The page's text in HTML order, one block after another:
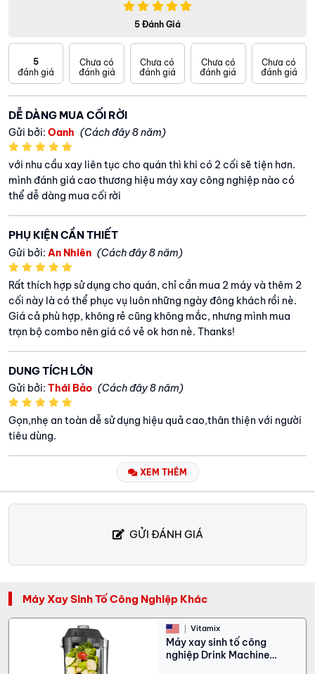
5 Đánh Giá
5
đánh giá
Chưa có
đánh giá
Chưa có
đánh giá
Chưa có
đánh giá
Chưa có
đánh giá
DỄ DÀNG MUA CỐI RỜI
Gửi bởi: Oanh (Cách đây 8 năm)
với nhu cầu xay liên tục cho quán thì khi có 2 cối sẽ tiện hơn.
mình đánh giá cao thương hiệu máy xay công nghiệp nào có
thể dễ dàng mua cối rời
PHỤ KIỆN CẦN THIẾT
Gửi bởi: An Nhiên (Cách đây 8 năm)
Rất thích hợp sử dụng cho quán, chỉ cần mua 2 máy và thêm 2
cối này là có thể phục vụ luôn những ngày đông khách rồi nè.
Giá cả phù hợp, không rẻ cũng không mắc, nhưng mình mua
trọn bộ combo nên giá có vẻ ok hơn nè. Thanks!
DUNG TÍCH LỚN
Gửi bởi: Thái Bảo (Cách đây 8 năm)
Gọn,nhẹ an toàn dễ sử dụng hiệu quả cao,thân thiện với người
tiêu dùng.
XEM THÊM
GỬI ĐÁNH GIÁ
Máy Xay Sinh Tố Công Nghiệp Khác
Vitamix
Máy xay sinh tố công
nghiệp Drink Machine